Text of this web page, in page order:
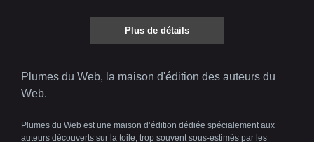
Plus de détails
Plumes du Web, la maison d'édition des auteurs du
Web.
Plumes du Web est une maison d’édition dédiée spécialement aux
auteurs découverts sur la toile, trop souvent sous-estimés par les